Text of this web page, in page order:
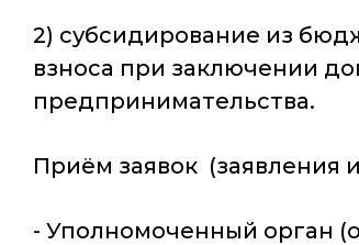
2) субсидирование из
взноса при заключении
предпринимательства.
Приём заявок (заявления
- Уполномоченный орган